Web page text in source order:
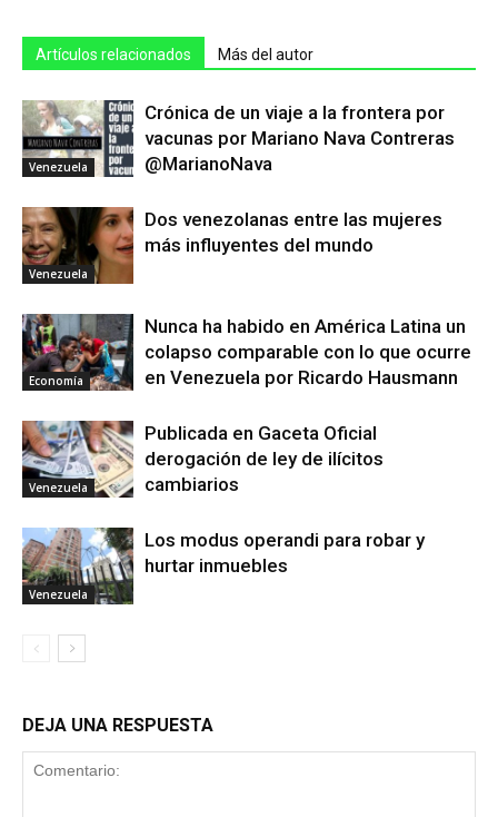
Artículos relacionados Más del autor
Venezuela
Crónica de un viaje a la frontera por
vacunas por Mariano Nava Contreras
@MarianoNava
Venezuela
Dos venezolanas entre las mujeres
más influyentes del mundo
Economía
Nunca ha habido en América Latina un
colapso comparable con lo que ocurre
en Venezuela por Ricardo Hausmann
Venezuela
Publicada en Gaceta Oficial
derogación de ley de ilícitos
cambiarios
Venezuela
Los modus operandi para robar y
hurtar inmuebles
DEJA UNA RESPUESTA